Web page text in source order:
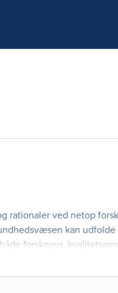
rationaler ved netop
kan udfolde
forskning,